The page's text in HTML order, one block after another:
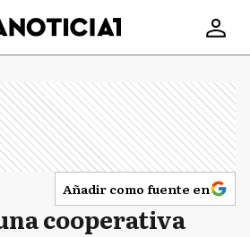
Añadir como fuente en
cooperativa